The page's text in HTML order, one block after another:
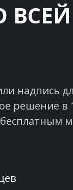
надпись
решение в